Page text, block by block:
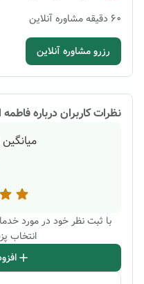
60 دقیقهمشاوره آنلاین
رزرو مشاوره آنلاین
نظرات کاربران دربارهفاطمه
با ثبت نظر خود در مورد
انتخاب